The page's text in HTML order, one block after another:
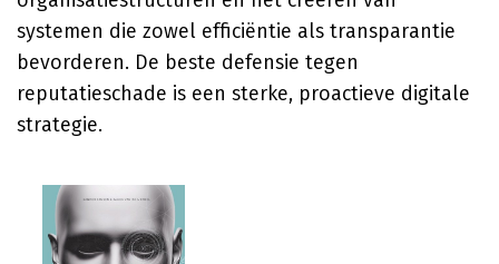
systemen die zowel efficiëntie als transparantie
bevorderen. De beste defensie tegen
reputatieschade is een sterke, proactieve digitale
strategie.